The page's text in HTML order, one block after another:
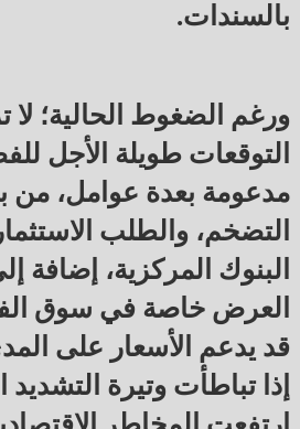
بالسندات.
ورغم الضغوط الحالية؛ لا
التوقعات طويلة الأجل
مدعومة بعدة عوامل، من
التضخم، والطلب
البنوك المركزية، إضافة
العرض خاصة في سوق
قد يدعم الأسعار على
إذا تباطأت وتيرة التشديد